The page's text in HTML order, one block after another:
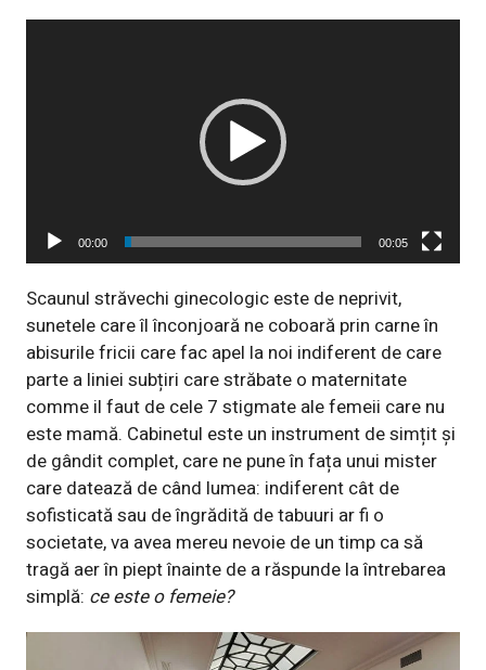
00:00 00:05
Scaunul străvechi ginecologic este de neprivit,
sunetele care îl înconjoară ne coboară prin carne în
abisurile fricii care fac apel la noi indiferent de care
parte a liniei subțiri care străbate o maternitate
comme il faut de cele 7 stigmate ale femeii care nu
este mamă. Cabinetul este un instrument de simțit și
de gândit complet, care ne pune în fața unui mister
care datează de când lumea: indiferent cât de
sofisticată sau de îngrădită de tabuuri ar fi o
societate, va avea mereu nevoie de un timp ca să
tragă aer în piept înainte de a răspunde la întrebarea
simplă: ce este o femeie?